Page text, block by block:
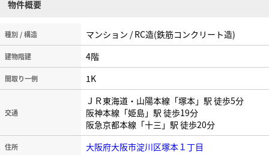
物件概要
種別 / 構造 マンション / RC造(鉄筋コンクリート造)
建物階建 4階
間取り一例 1K
交通
ＪＲ東海道・山陽本線「塚本」駅 徒歩5分
阪神本線「姫島」駅 徒歩19分
阪急京都本線「十三」駅 徒歩20分
住所 大阪府大阪市淀川区塚本１丁目